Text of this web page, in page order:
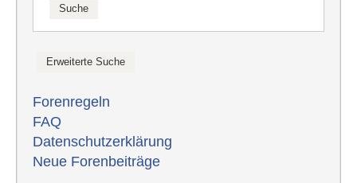
Forenregeln
FAQ
Datenschutzerklärung
Neue Forenbeiträge